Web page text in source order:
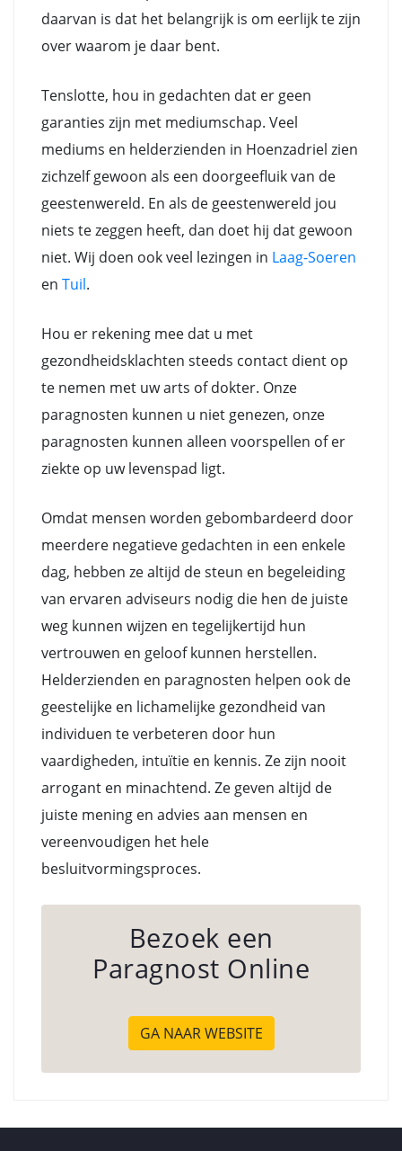
daarvan is dat het belangrijk is om eerlijk te zijn
over waarom je daar bent.
Tenslotte, hou in gedachten dat er geen
garanties zijn met mediumschap. Veel
mediums en helderzienden in Hoenzadriel zien
zichzelf gewoon als een doorgeefluik van de
geestenwereld. En als de geestenwereld jou
niets te zeggen heeft, dan doet hij dat gewoon
niet. Wij doen ook veel lezingen in Laag-Soeren
en Tuil.
Hou er rekening mee dat u met
gezondheidsklachten steeds contact dient op
te nemen met uw arts of dokter. Onze
paragnosten kunnen u niet genezen, onze
paragnosten kunnen alleen voorspellen of er
ziekte op uw levenspad ligt.
Omdat mensen worden gebombardeerd door
meerdere negatieve gedachten in een enkele
dag, hebben ze altijd de steun en begeleiding
van ervaren adviseurs nodig die hen de juiste
weg kunnen wijzen en tegelijkertijd hun
vertrouwen en geloof kunnen herstellen.
Helderzienden en paragnosten helpen ook de
geestelijke en lichamelijke gezondheid van
individuen te verbeteren door hun
vaardigheden, intuïtie en kennis. Ze zijn nooit
arrogant en minachtend. Ze geven altijd de
juiste mening en advies aan mensen en
vereenvoudigen het hele
besluitvormingsproces.
Bezoek een
Paragnost Online
GA NAAR WEBSITE